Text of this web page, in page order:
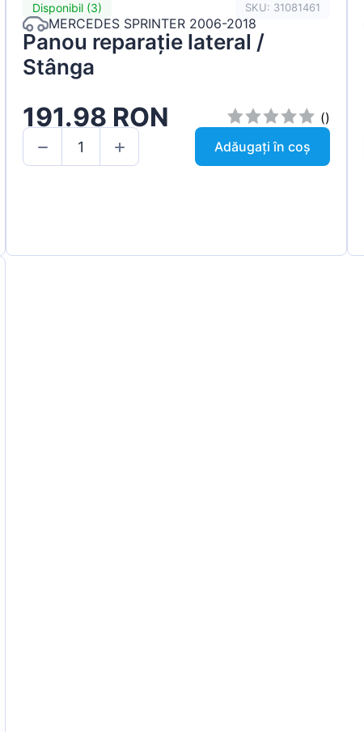
Disponibil (3) SKU: 31081461
MERCEDES SPRINTER 2006-2018
Panou reparație lateral /
Stânga
191.98 RON
()
Adăugați în coș